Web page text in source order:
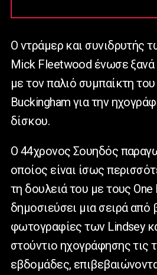
Ο ντράμερ και συνιδρυτής
Mick Fleetwood ένωσε ξανά
με τον παλιό συμπαίκτη
Buckingham για την
δίσκου.
Ο 44χρονος Σουηδός
οποίος είναι ίσως
τη δουλειά του με τους One
δημοσιεύσει μια σειρά από
φωτογραφίες των Lindsey
στούντιο ηχογράφησης τις
εβδομάδες,